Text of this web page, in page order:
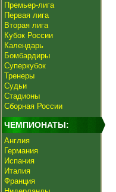
Премьер-лига
Первая лига
Вторая лига
Кубок России
Календарь
Бомбардиры
Суперкубок
Тренеры
Судьи
Стадионы
Сборная России
ЧЕМПИОНАТЫ:
Англия
Германия
Испания
Италия
Франция